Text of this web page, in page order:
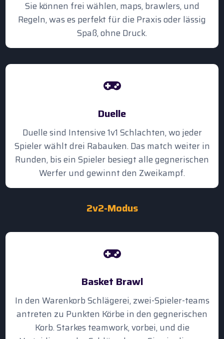
Sie können frei wählen, maps, brawlers, und
Regeln, was es perfekt für die Praxis oder lässig
Spaß, ohne Druck.
Duelle
Duelle sind Intensive 1v1 Schlachten, wo jeder
Spieler wählt drei Rabauken. Das match weiter in
Runden, bis ein Spieler besiegt alle gegnerischen
Werfer und gewinnt den Zweikampf.
2v2-Modus
Basket Brawl
In den Warenkorb Schlägerei, zwei-Spieler-teams
antreten zu Punkten Körbe in den gegnerischen
Korb. Starkes teamwork, vorbei, und die